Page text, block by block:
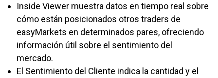
Inside Viewer muestra datos en tiempo real sobre
cómo están posicionados otros traders de
easyMarkets en determinados pares, ofreciendo
información útil sobre el sentimiento del
mercado.
El Sentimiento del Cliente indica la cantidad y el